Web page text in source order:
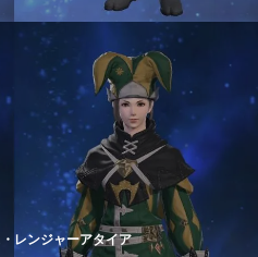
レンジャーアタイア